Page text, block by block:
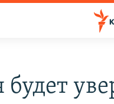
будет